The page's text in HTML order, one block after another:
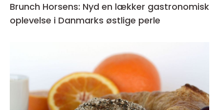
Brunch Horsens: Nyd en lækker gastronomisk
oplevelse i Danmarks østlige perle